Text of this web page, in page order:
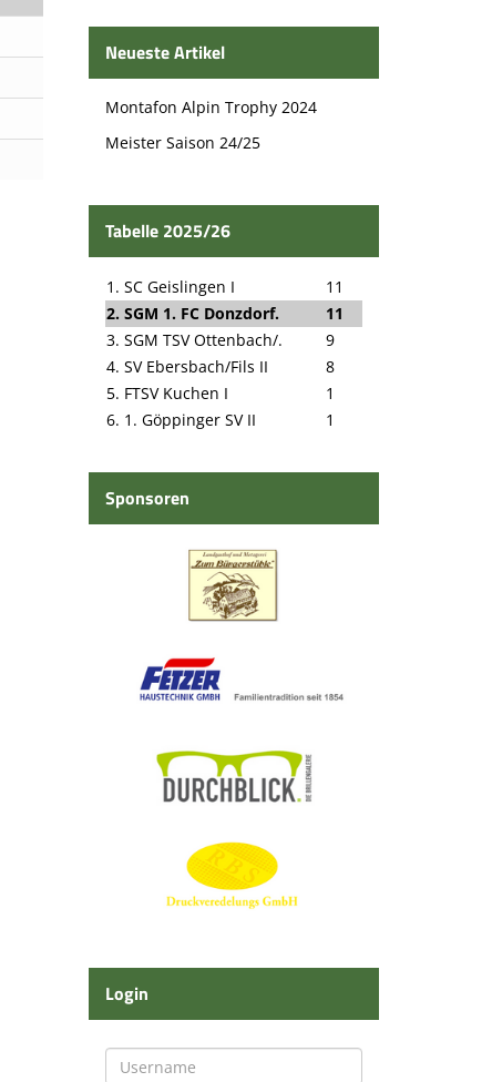
Neueste Artikel
Montafon Alpin Trophy 2024
Meister Saison 24/25
Tabelle 2025/26
1. SC Geislingen I
11
2. SGM 1. FC Donzdorf.
11
3. SGM TSV Ottenbach/.
9
4. SV Ebersbach/Fils II
8
5. FTSV Kuchen I
1
6. 1. Göppinger SV II
1
Sponsoren
Login